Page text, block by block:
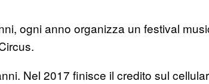
ogni anno organizza un festival
Nel 2017 finisce il credito sul